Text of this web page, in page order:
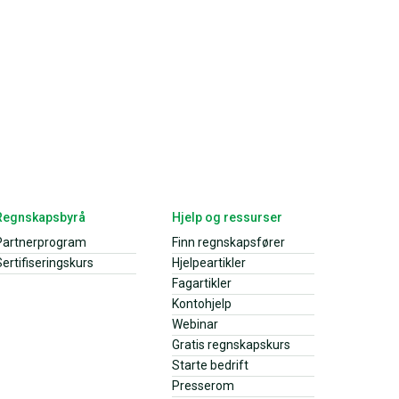
Hjelp og ressurser
Finn regnskapsfører
Hjelpeartikler
Fagartikler
Kontohjelp
Webinar
Gratis regnskapskurs
Starte bedrift
Presserom